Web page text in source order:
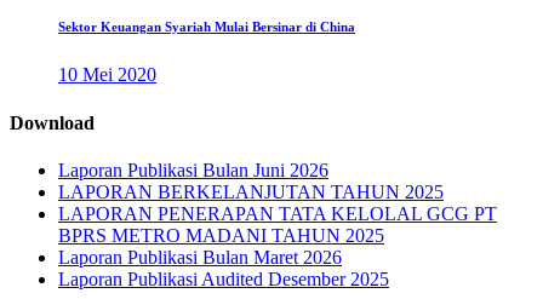
Sektor Keuangan Syariah Mulai Bersinar di China
10 Mei 2020
Download
Laporan Publikasi Bulan Juni 2026
LAPORAN BERKELANJUTAN TAHUN 2025
LAPORAN PENERAPAN TATA KELOLAL GCG PT
BPRS METRO MADANI TAHUN 2025
Laporan Publikasi Bulan Maret 2026
Laporan Publikasi Audited Desember 2025